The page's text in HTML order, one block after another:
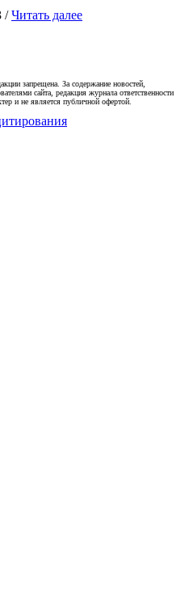
/Читать далее
запрещена. За содержание новостей,
сайта, редакция журнала ответственности
и не является публичной офертой.